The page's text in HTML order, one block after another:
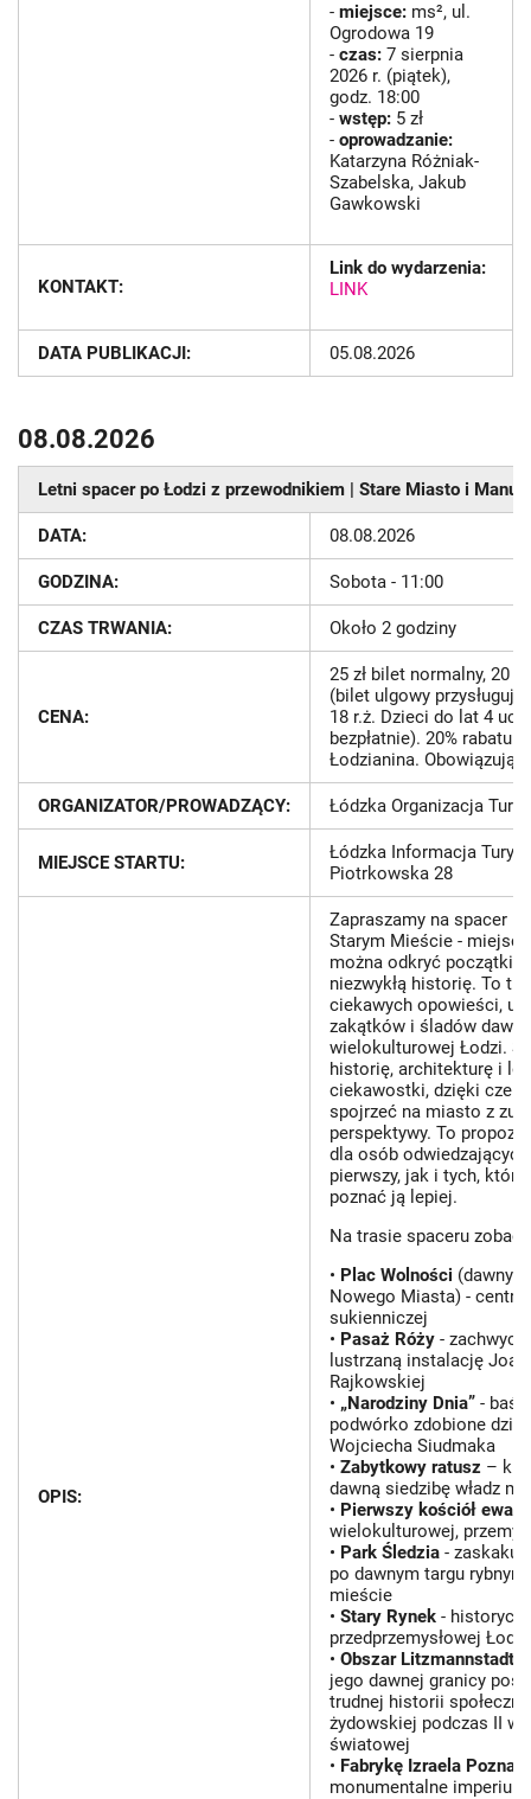
- miejsce: ms², ul.
Ogrodowa 19
- czas: 7 sierpnia
2026 r. (piątek),
godz. 18:00
- wstęp: 5 zł
- oprowadzanie:
Katarzyna Różniak-
Szabelska, Jakub
Gawkowski
KONTAKT:
Link do wydarzenia:
LINK
DATA PUBLIKACJI: 05.08.2026
08.08.2026
Letni spacer po Łodzi z przewodnikiem | Stare Miasto i
DATA: 08.08.2026
GODZINA: Sobota - 11:00
CZAS TRWANIA: Około 2 godziny
CENA:
25 zł bilet normalny, 20
(bilet ulgowy
18 r.ż. Dzieci do lat 4
bezpłatnie). 20% rabatu
Łodzianina. Obowiązują
ORGANIZATOR/PROWADZĄCY: Łódzka Organizacja
MIEJSCE STARTU:
Łódzka Informacja
Piotrkowska 28
OPIS:
Zapraszamy na spacer
Starym Mieście -
można odkryć początki
niezwykłą historię. To
ciekawych opowieści,
zakątków i śladów
wielokulturowej Łodzi.
historię, architekturę i
ciekawostki, dzięki
spojrzeć na miasto z
perspektywy. To
dla osób
pierwszy, jak i tych,
poznać ją lepiej.
Na trasie spaceru
• Plac Wolności (dawny
Nowego Miasta) -
sukienniczej
• Pasaż Róży -
lustrzaną instalację
Rajkowskiej
• „Narodziny Dnia” -
podwórko zdobione
Wojciecha Siudmaka
• Zabytkowy ratusz –
dawną siedzibę władz
• Pierwszy kościół
wielokulturowej,
• Park Śledzia -
po dawnym targu
mieście
• Stary Rynek -
przedprzemysłowej Łodzi
• Obszar Litzmannstadt
jego dawnej granicy
trudnej historii
żydowskiej podczas II
światowej
• Fabrykę Izraela
monumentalne imperium